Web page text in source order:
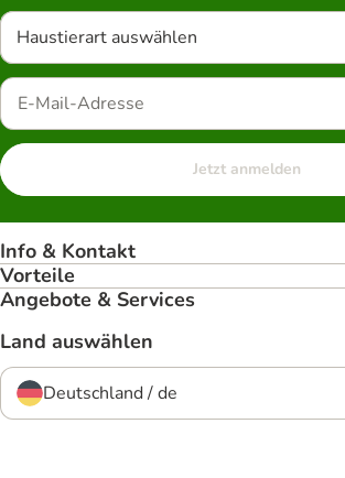
Haustierart auswählen
Jetzt anmelden
Info & Kontakt
Vorteile
Angebote & Services
Land auswählen
Deutschland / de